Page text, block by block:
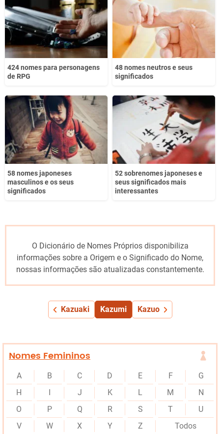
Outro
424 nomes para personagens
de RPG
48 nomes neutros e seus
significados
58 nomes japoneses
masculinos e os seus
significados
52 sobrenomes japoneses e
seus significados mais
interessantes
O Dicionário de Nomes Próprios disponibiliza
informações sobre a Origem e o Significado do Nome,
nossas informações são atualizadas constantemente.
Kazuaki Kazumi Kazuo
Nomes Femininos
A B C D E F
G
H
I J K L M
N
O
P Q R S T
U
V
W X Y Z Todos